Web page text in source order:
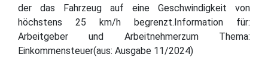
der das Fahrzeug auf eine Geschwindigkeit von
höchstens 25 km/h begrenzt.Information für:
Arbeitgeber und Arbeitnehmerzum Thema:
Einkommensteuer(aus: Ausgabe 11/2024)